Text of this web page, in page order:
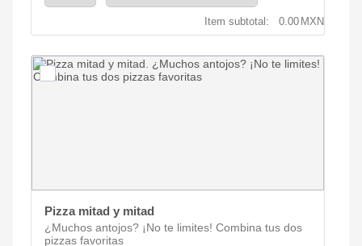
Item subtotal: 0.00 MXN
0.00 MXN
Pizza mitad y mitad
¿Muchos antojos? ¡No te limites! Combina tus dos
pizzas favoritas